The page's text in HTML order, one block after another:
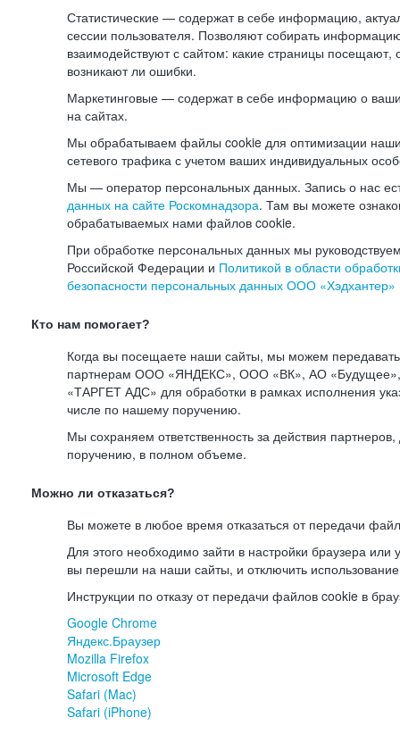
Статистические — содержат в себе информацию,
сессии пользователя. Позволяют собирать
взаимодействуют с сайтом: какие страницы посещают,
возникают ли ошибки.
Маркетинговые — содержат в себе информацию о
на сайтах.
Мы обрабатываем файлы cookie для оптимизации
сетевого трафика с учетом ваших индивидуальных
Мы — оператор персональных данных. Запись о нас
данных на сайте Роскомнадзора. Там вы можете
обрабатываемых нами файлов cookie.
При обработке персональных данных мы
Российской Федерации и Политикой в области
безопасности персональных данных ООО «Хэдхантер»
Кто нам помогает?
Когда вы посещаете наши сайты, мы можем
партнерам ООО «ЯНДЕКС», ООО «ВК», АО
«ТАРГЕТ АДС» для обработки в рамках исполнения
числе по нашему поручению.
Мы сохраняем ответственность за действия
поручению, в полном объеме.
Можно ли отказаться?
Вы можете в любое время отказаться от передачи
Для этого необходимо зайти в настройки браузера или
вы перешли на наши сайты, и отключить
Инструкции по отказу от передачи файлов cookie в
Google Chrome
Яндекс.Браузер
Mozilla Firefox
Microsoft Edge
Safari (Mac)
Safari (iPhone)